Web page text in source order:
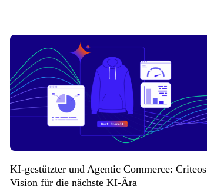
KI-gestützter und Agentic Commerce: Criteos
Vision für die nächste KI-Ära